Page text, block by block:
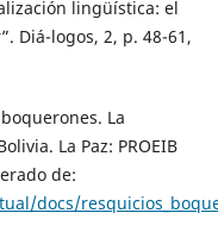
lingüística: el
Diá-logos, 2, p. 48-61,
La
La Paz: PROEIB
de:
docs/